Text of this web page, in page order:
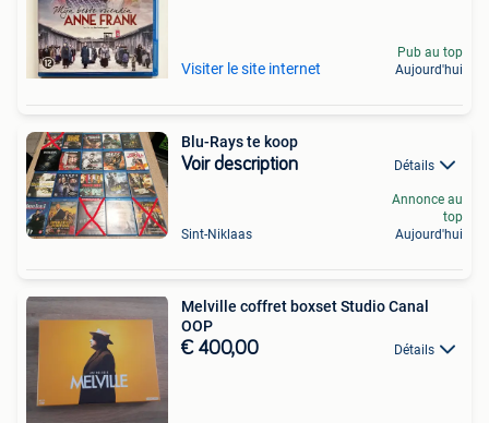
Visiter le site internet
Pub au top
Aujourd'hui
Blu-Rays te koop
Voir description Détails
Sint-Niklaas
Annonce au
top
Aujourd'hui
Melville coffret boxset Studio Canal
OOP
€ 400,00 Détails